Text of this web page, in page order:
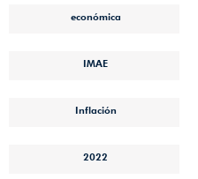
económica
IMAE
Inflación
2022